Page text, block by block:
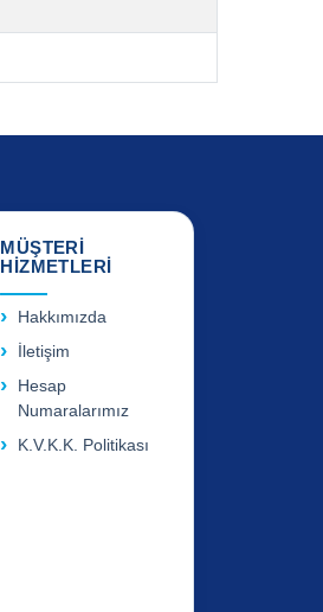
MÜŞTERİ
HİZMETLERİ
Hakkımızda
İletişim
Hesap
Numaralarımız
K.V.K.K. Politikası